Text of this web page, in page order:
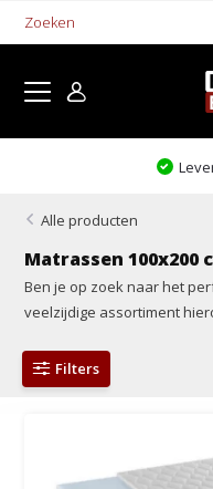
Alle producten
Matrassen 100x200
Ben je op zoek naar het
veelzijdige assortiment
Filters